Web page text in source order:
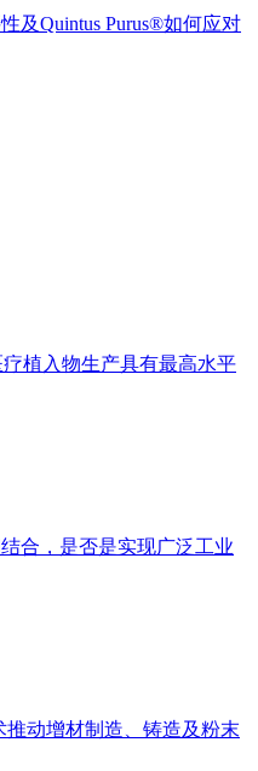
及Quintus Purus®如何应对
植入物生产具有最高水平
合，是否是实现广泛工业
动增材制造、铸造及粉末